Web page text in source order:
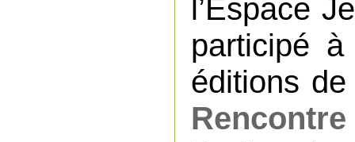
l’Espace
participé
éditions